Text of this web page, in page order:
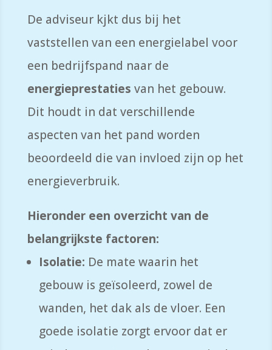
De adviseur kjkt dus bij het
vaststellen van een energielabel voor
een bedrijfspand naar de
energieprestaties van het gebouw.
Dit houdt in dat verschillende
aspecten van het pand worden
beoordeeld die van invloed zijn op het
energieverbruik.
Hieronder een overzicht van de
belangrijkste factoren:
Isolatie: De mate waarin het
gebouw is geïsoleerd, zowel de
wanden, het dak als de vloer. Een
goede isolatie zorgt ervoor dat er